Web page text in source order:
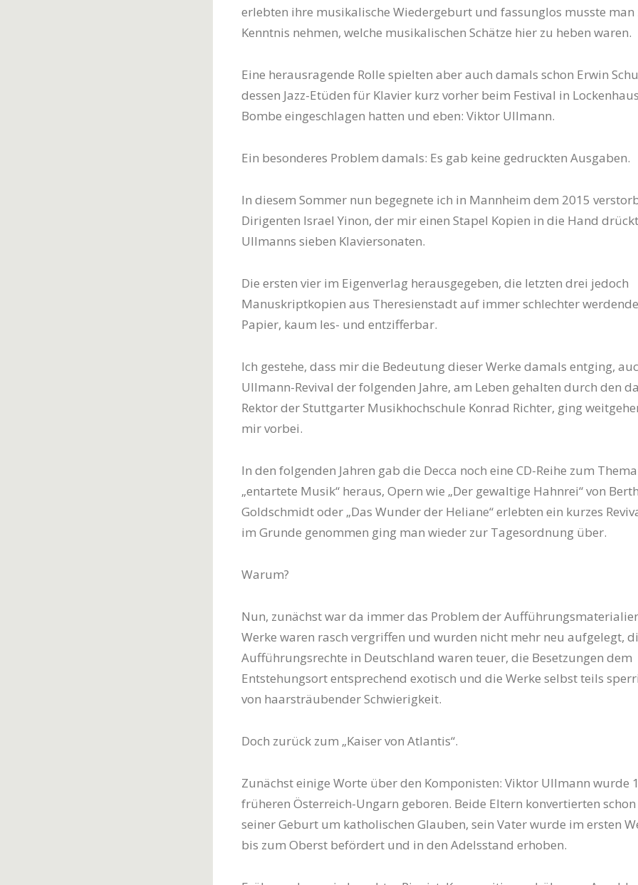
erlebten ihre musikalische Wiedergeburt und fassunglos musste man
Kenntnis nehmen, welche musikalischen Schätze hier zu heben waren.
Eine herausragende Rolle spielten aber auch damals schon Erwin
dessen Jazz-Etüden für Klavier kurz vorher beim Festival in
Bombe eingeschlagen hatten und eben: Viktor Ullmann.
Ein besonderes Problem damals: Es gab keine gedruckten Ausgaben.
In diesem Sommer nun begegnete ich in Mannheim dem 2015
Dirigenten Israel Yinon, der mir einen Stapel Kopien in die Hand
Ullmanns sieben Klaviersonaten.
Die ersten vier im Eigenverlag herausgegeben, die letzten drei jedoch
Manuskriptkopien aus Theresienstadt auf immer schlechter
Papier, kaum les- und entzifferbar.
Ich gestehe, dass mir die Bedeutung dieser Werke damals entging,
Ullmann-Revival der folgenden Jahre, am Leben gehalten durch den
Rektor der Stuttgarter Musikhochschule Konrad Richter, ging
mir vorbei.
In den folgenden Jahren gab die Decca noch eine CD-Reihe zum Thema
„entartete Musik“ heraus, Opern wie „Der gewaltige Hahnrei“ von
Goldschmidt oder „Das Wunder der Heliane“ erlebten ein kurzes
im Grunde genommen ging man wieder zur Tagesordnung über.
Warum?
Nun, zunächst war da immer das Problem der
Werke waren rasch vergriffen und wurden nicht mehr neu aufgelegt,
Aufführungsrechte in Deutschland waren teuer, die Besetzungen dem
Entstehungsort entsprechend exotisch und die Werke selbst teils
von haarsträubender Schwierigkeit.
Doch zurück zum „Kaiser von Atlantis“.
Zunächst einige Worte über den Komponisten: Viktor Ullmann wurde
früheren Österreich-Ungarn geboren. Beide Eltern konvertierten
seiner Geburt um katholischen Glauben, sein Vater wurde im ersten
bis zum Oberst befördert und in den Adelsstand erhoben.